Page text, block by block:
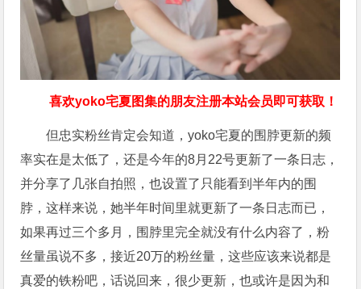
喜欢yoko宅夏图集的朋友注册本站会员即可获取！
但忠实粉丝肯定会知道，yoko宅夏的围脖更新的频
率实在是太低了，还是今年的8月22号更新了一条日志，
并分享了几张自拍照，也设置了只能看到半年内的围
脖，这样来说，她半年时间里就更新了一条日志而已，
如果再过三个多月，围脖里完全就没有什么内容了，粉
丝量虽说不多，接近20万的粉丝量，这些应该来说都是
真爱的铁粉吧，话说回来，很少更新，也或许是因为和